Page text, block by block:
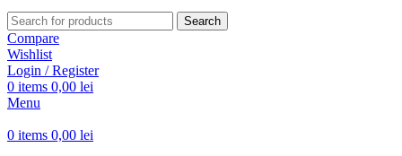
Search
Compare
Wishlist
Login / Register
0 items 0,00 lei
Menu
0 items 0,00 lei